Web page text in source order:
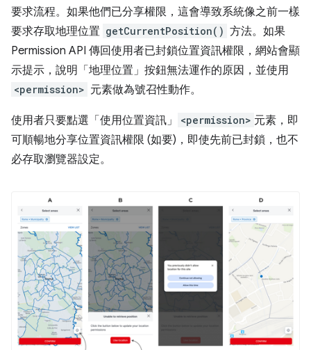
要求流程。如果他們已分享權限，這會導致系統像之前一樣
要求存取地理位置 getCurrentPosition() 方法。如果
Permission API 傳回使用者已封鎖位置資訊權限，網站會顯
示提示，說明「地理位置」按鈕無法運作的原因，並使用
<permission> 元素做為號召性動作。
使用者只要點選「使用位置資訊」 <permission> 元素，即
可順暢地分享位置資訊權限 (如要)，即使先前已封鎖，也不
必存取瀏覽器設定。